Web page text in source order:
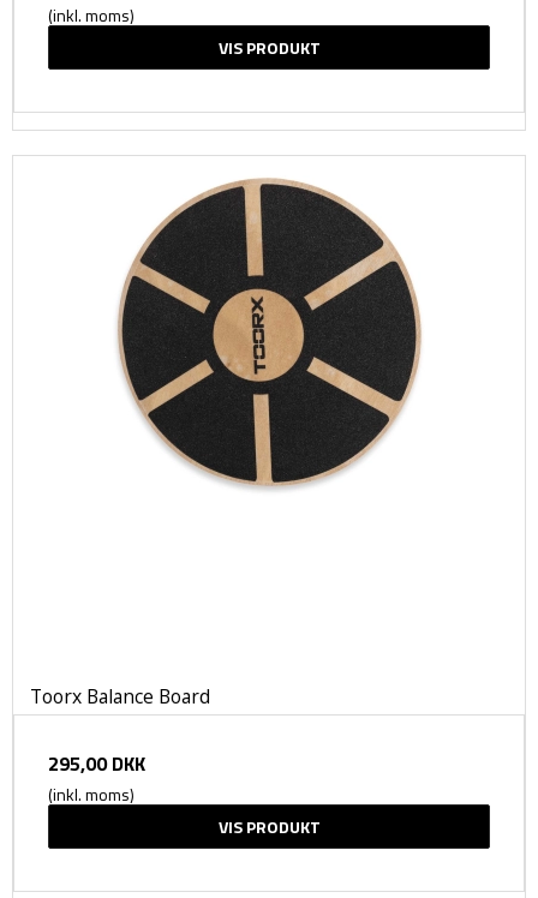
(inkl. moms)
VIS PRODUKT
Toorx Balance Board
295,00 DKK
(inkl. moms)
VIS PRODUKT